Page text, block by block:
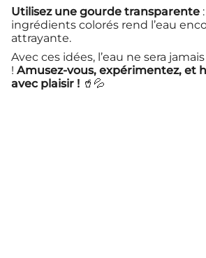
Utilisez une gourde transparente
ingrédients colorés rend l’eau
attrayante.
Avec ces idées, l’eau ne sera
! Amusez-vous, expérimentez, et
avec plaisir ! 🥤💦